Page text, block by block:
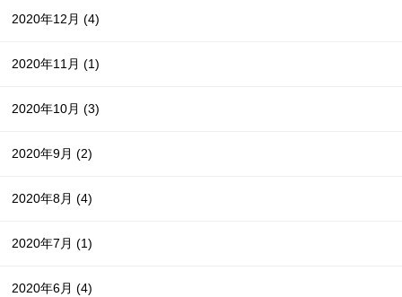
2020年12月(4)
2020年11月(1)
2020年10月(3)
2020年9月(2)
2020年8月(4)
2020年7月(1)
2020年6月(4)